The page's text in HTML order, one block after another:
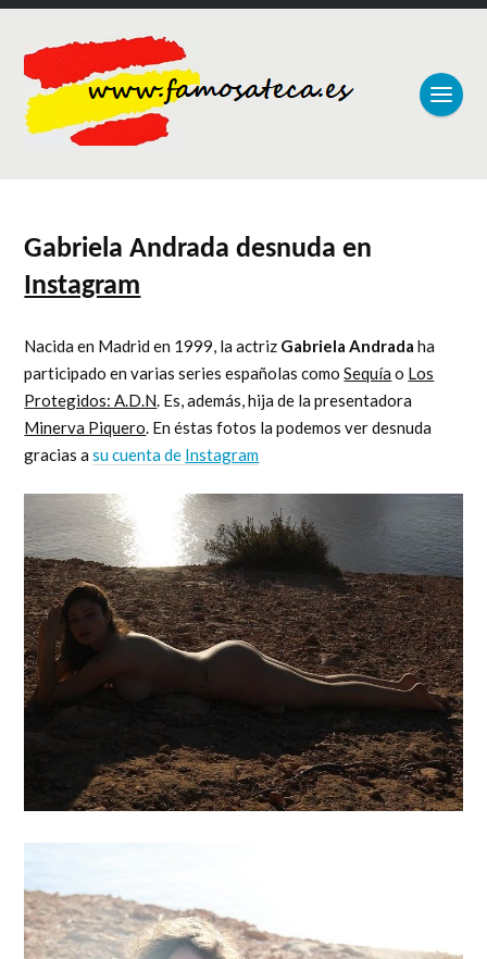
Gabriela Andrada desnuda en
Instagram
Nacida en Madrid en 1999, la actriz Gabriela Andrada ha
participado en varias series españolas comoSequía o Los
Protegidos: A.D.N. Es, además, hija de la presentadora
Minerva Piquero. En éstas fotos la podemos ver desnuda
gracias asu cuenta de Instagram